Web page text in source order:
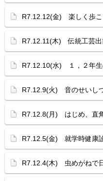
R7.12.12(金) 楽しく歩こ
R7.12.11(木) 伝統工芸出
R7.12.10(水) １，２年生
R7.12.9(火) 音のせいし
R7.12.8(月) はじめ、直
R7.12.5(金) 就学時健康
R7.12.4(木) 虫めがねで